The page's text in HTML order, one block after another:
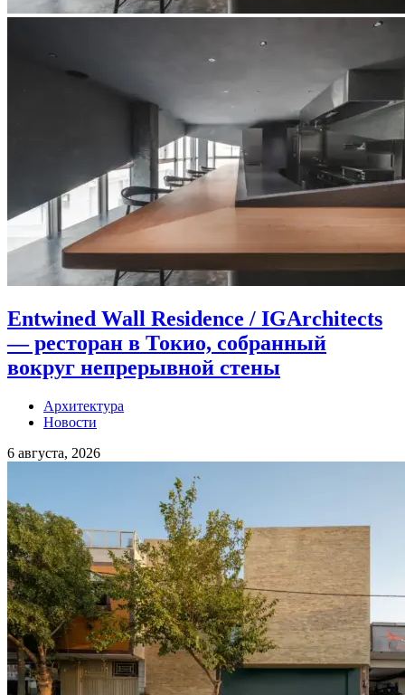
Entwined Wall Residence / IGArchitects
— ресторан в Токио, собранный
вокруг непрерывной стены
Архитектура
Новости
6 августа, 2026